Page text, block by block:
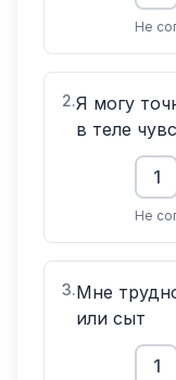
Не
2.Я могу
в теле
1
Не
3.Мне
или сыт
1